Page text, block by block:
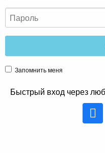
Запомнить меня
Быстрый вход через